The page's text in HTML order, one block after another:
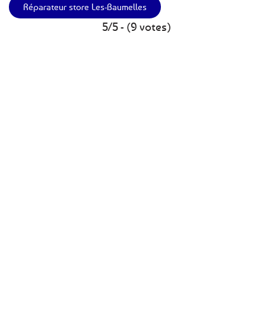
Réparateur store Les-Baumelles
5/5 - (9 votes)